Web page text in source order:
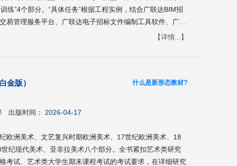
练”4个部分。“具体任务”根据工程实例，结合广联达BIM招
易管理服务平台、广联达电子招标文件编制工具软件、广联
BIM土建计量平台、广联达云计价软件、广联达BIM施工现
习资料”系统地介绍招投标、施工合同管理及工程索赔方面
后习题进一步对所学内容进行练习。 本书可作为高等职业教
等专业的教材，也可作为招投标行业从业人员在实际工作中
【详情...】
金版） 什么是新形态教材?
出版时间： 2026-04-17
欧洲美术、文艺复兴时期欧洲美术、17世纪欧洲美术、18
纪现代美术、亚非拉美术八个部分。全书紧扣艺术类研究
考试、艺术类大学生期末课程考试的考试要求，在详细研究